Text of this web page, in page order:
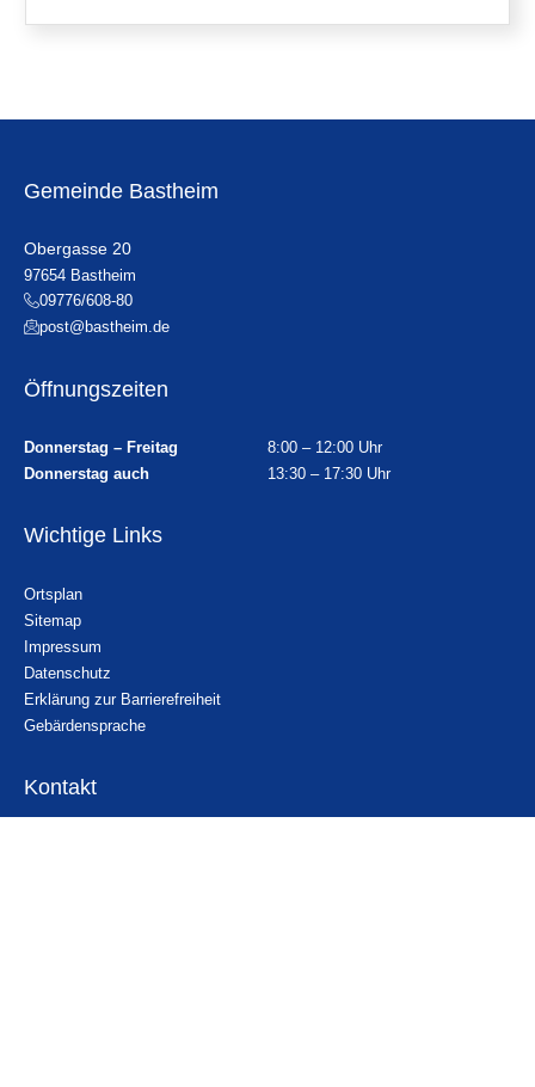
Gemeinde Bastheim
Obergasse 20
97654 Bastheim
09776/608-80
post@bastheim.de
Öffnungszeiten
Donnerstag – Freitag
8:00 – 12:00 Uhr
Donnerstag auch
13:30 – 17:30 Uhr
Wichtige Links
Ortsplan
Sitemap
Impressum
Datenschutz
Erklärung zur Barrierefreiheit
Gebärdensprache
Kontakt